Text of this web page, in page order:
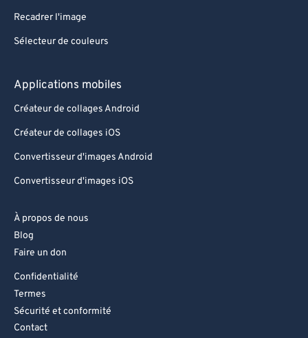
Recadrer l'image
Sélecteur de couleurs
Applications mobiles
Créateur de collages Android
Créateur de collages iOS
Convertisseur d'images Android
Convertisseur d'images iOS
À propos de nous
Blog
Faire un don
Confidentialité
Termes
Sécurité et conformité
Contact